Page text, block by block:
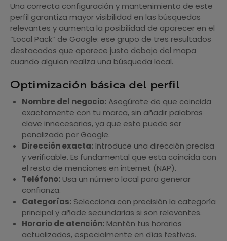
Una correcta configuración y mantenimiento de este
perfil garantiza mayor visibilidad en las búsquedas
relevantes y aumenta la posibilidad de aparecer en el
“Local Pack” de Google: ese grupo de tres resultados
destacados que aparece justo debajo del mapa
cuando alguien realiza una búsqueda local.
Optimización básica del perfil
Nombre del negocio:Asegúrate de que coincida
exactamente con tu marca, sin añadir palabras
clave innecesarias, ya que esto puede ser
penalizado por Google.
Dirección exacta:Introduce una dirección precisa
y verificable. Es fundamental que esta coincida con
el resto de menciones en internet (NAP).
Teléfono:Usa un número local para generar
confianza.
Categorías:Selecciona con precisión la categoría
principal y añade secundarias si son relevantes.
Horario de atención:Mantén tus horarios
actualizados, especialmente en días festivos.